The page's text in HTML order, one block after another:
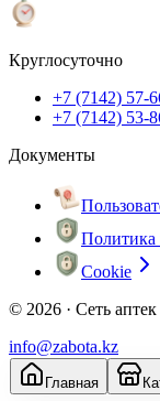
Круглосуточно
+7 (7142) 57-
+7 (7142) 53-
Документы
Политика
Cookie
© 2026 · Сеть
info@zabota.kz
Главная